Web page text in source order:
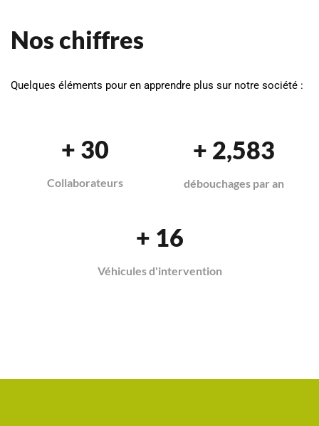
Nos chiffres
Quelques éléments pour en apprendre plus sur notre société :
+ 35
Collaborateurs
+ 3,000
débouchages par an
+ 20
Véhicules d'intervention